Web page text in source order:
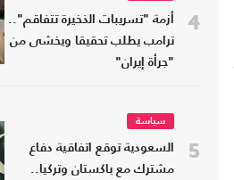
4
أزمة "تسريبات الذخيرة تتفاقم"..
ترامب يطلب تحقيقا ويخشى من
"جرأة إيران"
5
سياسة
السعودية توقع اتفاقية دفاع
مشترك مع باكستان وتركيا..